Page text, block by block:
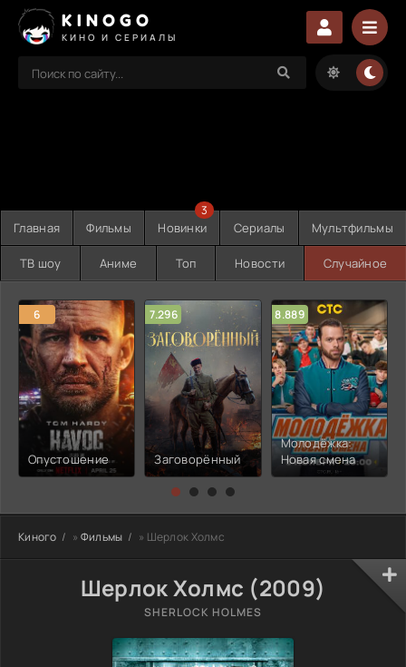
KINOGO
КИНО И СЕРИАЛЫ
Главная Фильмы Новинки
3
Сериалы Мультфильмы
ТВ шоу Аниме Топ Новости Случайное
6
Опустошение
7.296
Заговорённый
8.889
Молодёжка:
Новая смена
Киного » Фильмы » Шерлок Холмс
Шерлок Холмс (2009)
SHERLOCK HOLMES